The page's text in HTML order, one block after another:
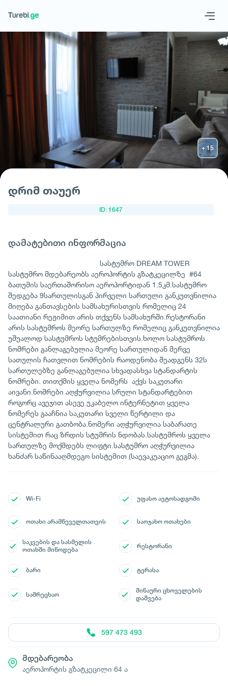
Geo Eng
მოითხოვე სასტუმრო
დრიმ თაუერ
ID: 1647
დამატებითი ინფორმაცია
სასტუმრო DREAM TOWER
სასტუმრო მდებარეობს აეროპორტის გზატკეცილზე #64
ბათუმის საერთაშორისო აეროპორტიდან 1.5კმ.სასტუმრო
შედგება 9სართულისგან პირველი სართული განკუთვნილია
მიღება განთავსების სამსახურისთვის რომელიც 24
საათიანი რეჟიმით არის თქვენს სამსახურში.რესტორანი
არის სასტუმროს მეორე სართულზე რომელიც განკუთვნილია
უშუალოდ სასტუმროს სტუმრებისთვის.ხოლო სასტუმროს
ნომრები განლაგებულია მეორე სართულიდან მერვე
სათულის ჩათვლით ნომრების რაოდენობა შეადგენს 32ს
სართულებზე განლაგებულია სხვადასხვა სტანდარტის
ნომრები. თითქმის ყველა ნომერს აქვს საკუთარი
აივანი.ნომრები აღჭურვილია სრული სტანდარტებით
როგორც ავეჯით ასევე უკაბელო ინტერნეტით ყველა
ნომერეს გააჩნია საკუთარი სველი წერტილი და
ცენტრალური გათბობა.ნომერი აღჭურვილია საბარათე
სისტემით რაც ზრდის სტუმრის ნდობას.სასტუმროს ყველა
სართულზე მოქმდებს ლიფტი.სასტუმრო აღჭურვილია
ხანძარ საწინააღმდეგო სისტემით (საევაკუაციო გეგმა).
Wi-Fi უფასო ავტოსადგომი
ოთახი არამწეველთათვის საოჯახო ოთახები
საკვების და სასმელის
ოთახში მიწოდება
რესტორანი
ბარი ტერასა
სამრეცხაო
შინაური ცხოველების
დაშვება
597 473 493
მდებარეობა
აეროპორტის გზატკეცილი 64 ა